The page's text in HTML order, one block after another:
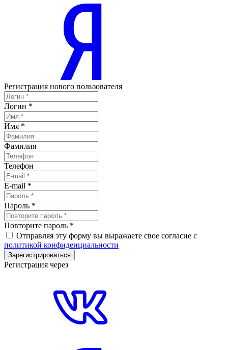
Регистрация нового пользователя
Логин *
Имя *
Фамилия
Телефон
E-mail *
Пароль *
Повторите пароль *
Отправляя эту форму вы выражаете свое согласие с
политикой конфиденциальности
Зарегистрироваться
Регистрация через